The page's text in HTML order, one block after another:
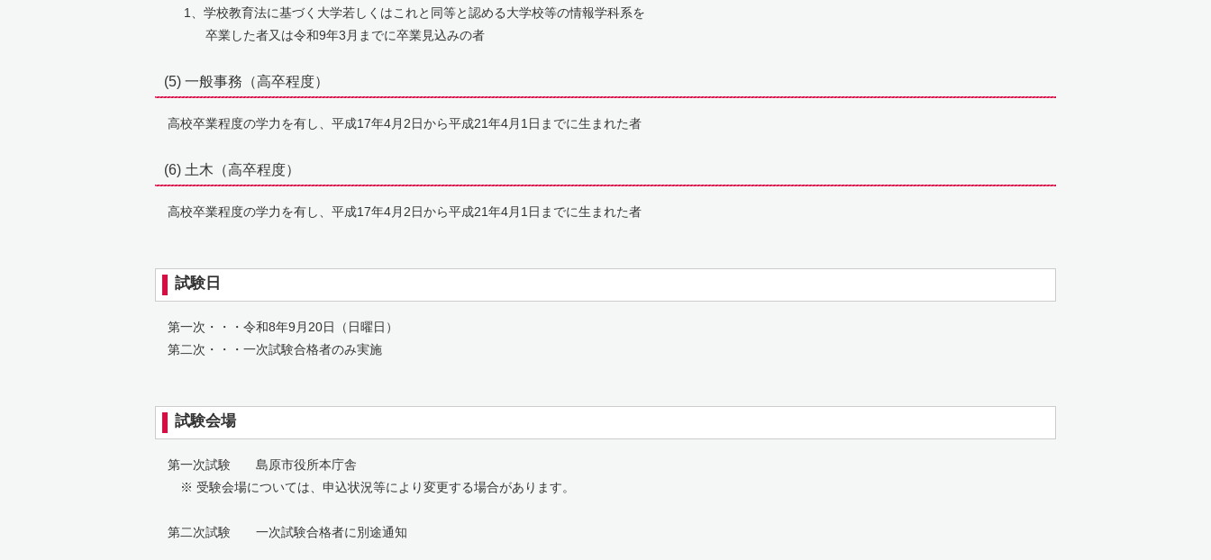
1、学校教育法に基づく大学若しくはこれと同等と認める大学校等の情報学科系を
卒業した者又は令和9年3月までに卒業見込みの者
(5) 一般事務（高卒程度）
高校卒業程度の学力を有し、平成17年4月2日から平成21年4月1日までに生まれた者
(6) 土木（高卒程度）
高校卒業程度の学力を有し、平成17年4月2日から平成21年4月1日までに生まれた者
試験日
第一次・・・令和8年9月20日（日曜日）
第二次・・・一次試験合格者のみ実施
試験会場
第一次試験 島原市役所本庁舎
※ 受験会場については、申込状況等により変更する場合があります。
第二次試験 一次試験合格者に別途通知